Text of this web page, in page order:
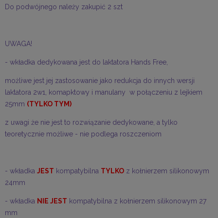
Do podwójnego należy zakupić 2 szt
UWAGA!
- wkładka dedykowana jest do laktatora Hands Free,
możliwe jest jej zastosowanie jako redukcja do innych wersji
laktatora 2w1, komapktowy i manulany w połączeniu z lejkiem
25mm (TYLKO TYM)
z uwagi że nie jest to rozwiązanie dedykowane, a tylko
teoretycznie możliwe - nie podlega roszczeniom
- wkładka JEST kompatybilna TYLKO z kołnierzem silikonowym
24mm
- wkładka NIE JEST kompatybilna z kołnierzem silikonowym 27
mm